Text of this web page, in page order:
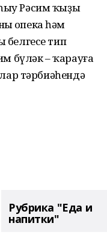
Рәсим ҡыҙы
опека һәм
белгесе тип
бүләк – ҡарауға
тәрбиәһендә
Рубрика "Еда и
напитки"